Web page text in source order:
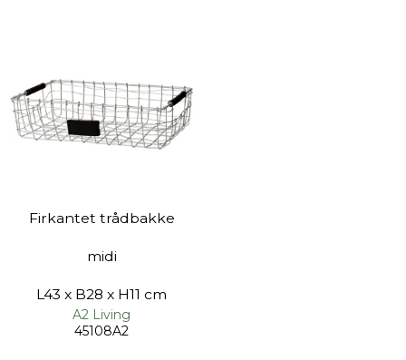
Firkantet trådbakke
midi
L43 x B28 x H11 cm
A2 Living
45108A2